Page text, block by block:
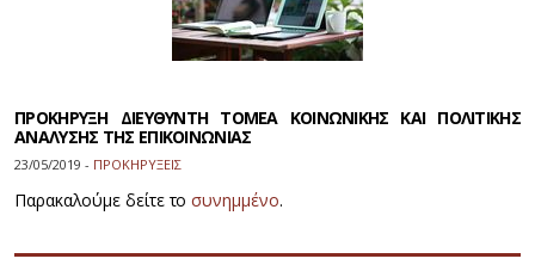
ΠΡΟΚΗΡΥΞΗ ΔΙΕΥΘΥΝΤΗ ΤΟΜΕΑ ΚΟΙΝΩΝΙΚΗΣ ΚΑΙ ΠΟΛΙΤΙΚΗΣ
ΑΝΑΛΥΣΗΣ ΤΗΣ ΕΠΙΚΟΙΝΩΝΙΑΣ
23/05/2019 - ΠΡΟΚΗΡΥΞΕΙΣ
Παρακαλούμε δείτε τοσυνημμένο.